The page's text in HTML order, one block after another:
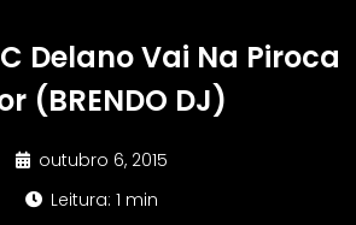
Delano Vai Na Piroca
(BRENDO DJ)
outubro 6, 2015
Leitura: 1 min